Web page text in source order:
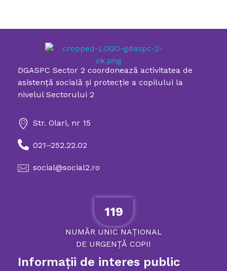
Directia Generala de Asistenta Sociala si Protectia Copilului Sector 2
DGASPC Sector 2 coordonează activitatea de
asistenţă socială şi protecţie a copilului la
nivelul Sectorului 2
Str. Olari, nr 15
021–252.22.02
social@social2.ro
119
NUMĂRUNIC NAȚIONAL
DE URGENȚĂ COPII
Informații de interes public